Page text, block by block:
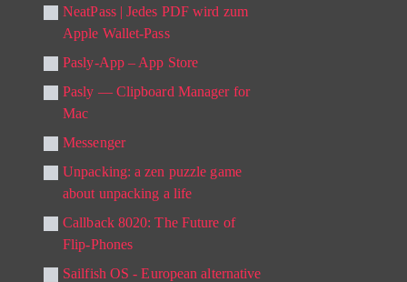
NeatPass | Jedes PDF wird zum
Apple Wallet-Pass
Pasly‑App – App Store
Pasly — Clipboard Manager for
Mac
Messenger
Unpacking: a zen puzzle game
about unpacking a life
Callback 8020: The Future of
Flip-Phones
Sailfish OS - European alternative